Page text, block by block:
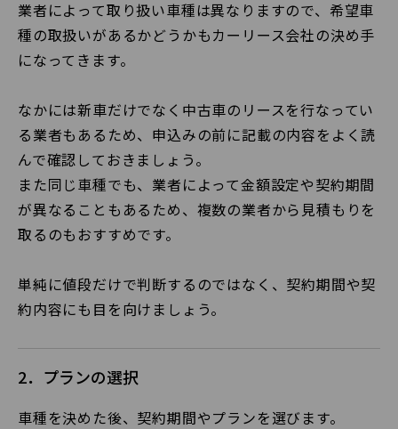
業者によって取り扱い車種は異なりますので、希望車
種の取扱いがあるかどうかもカーリース会社の決め手
になってきます。
なかには新車だけでなく中古車のリースを行なってい
る業者もあるため、申込みの前に記載の内容をよく読
んで確認しておきましょう。
また同じ車種でも、業者によって金額設定や契約期間
が異なることもあるため、複数の業者から見積もりを
取るのもおすすめです。
単純に値段だけで判断するのではなく、契約期間や契
約内容にも目を向けましょう。
2．プランの選択
車種を決めた後、契約期間やプランを選びます。